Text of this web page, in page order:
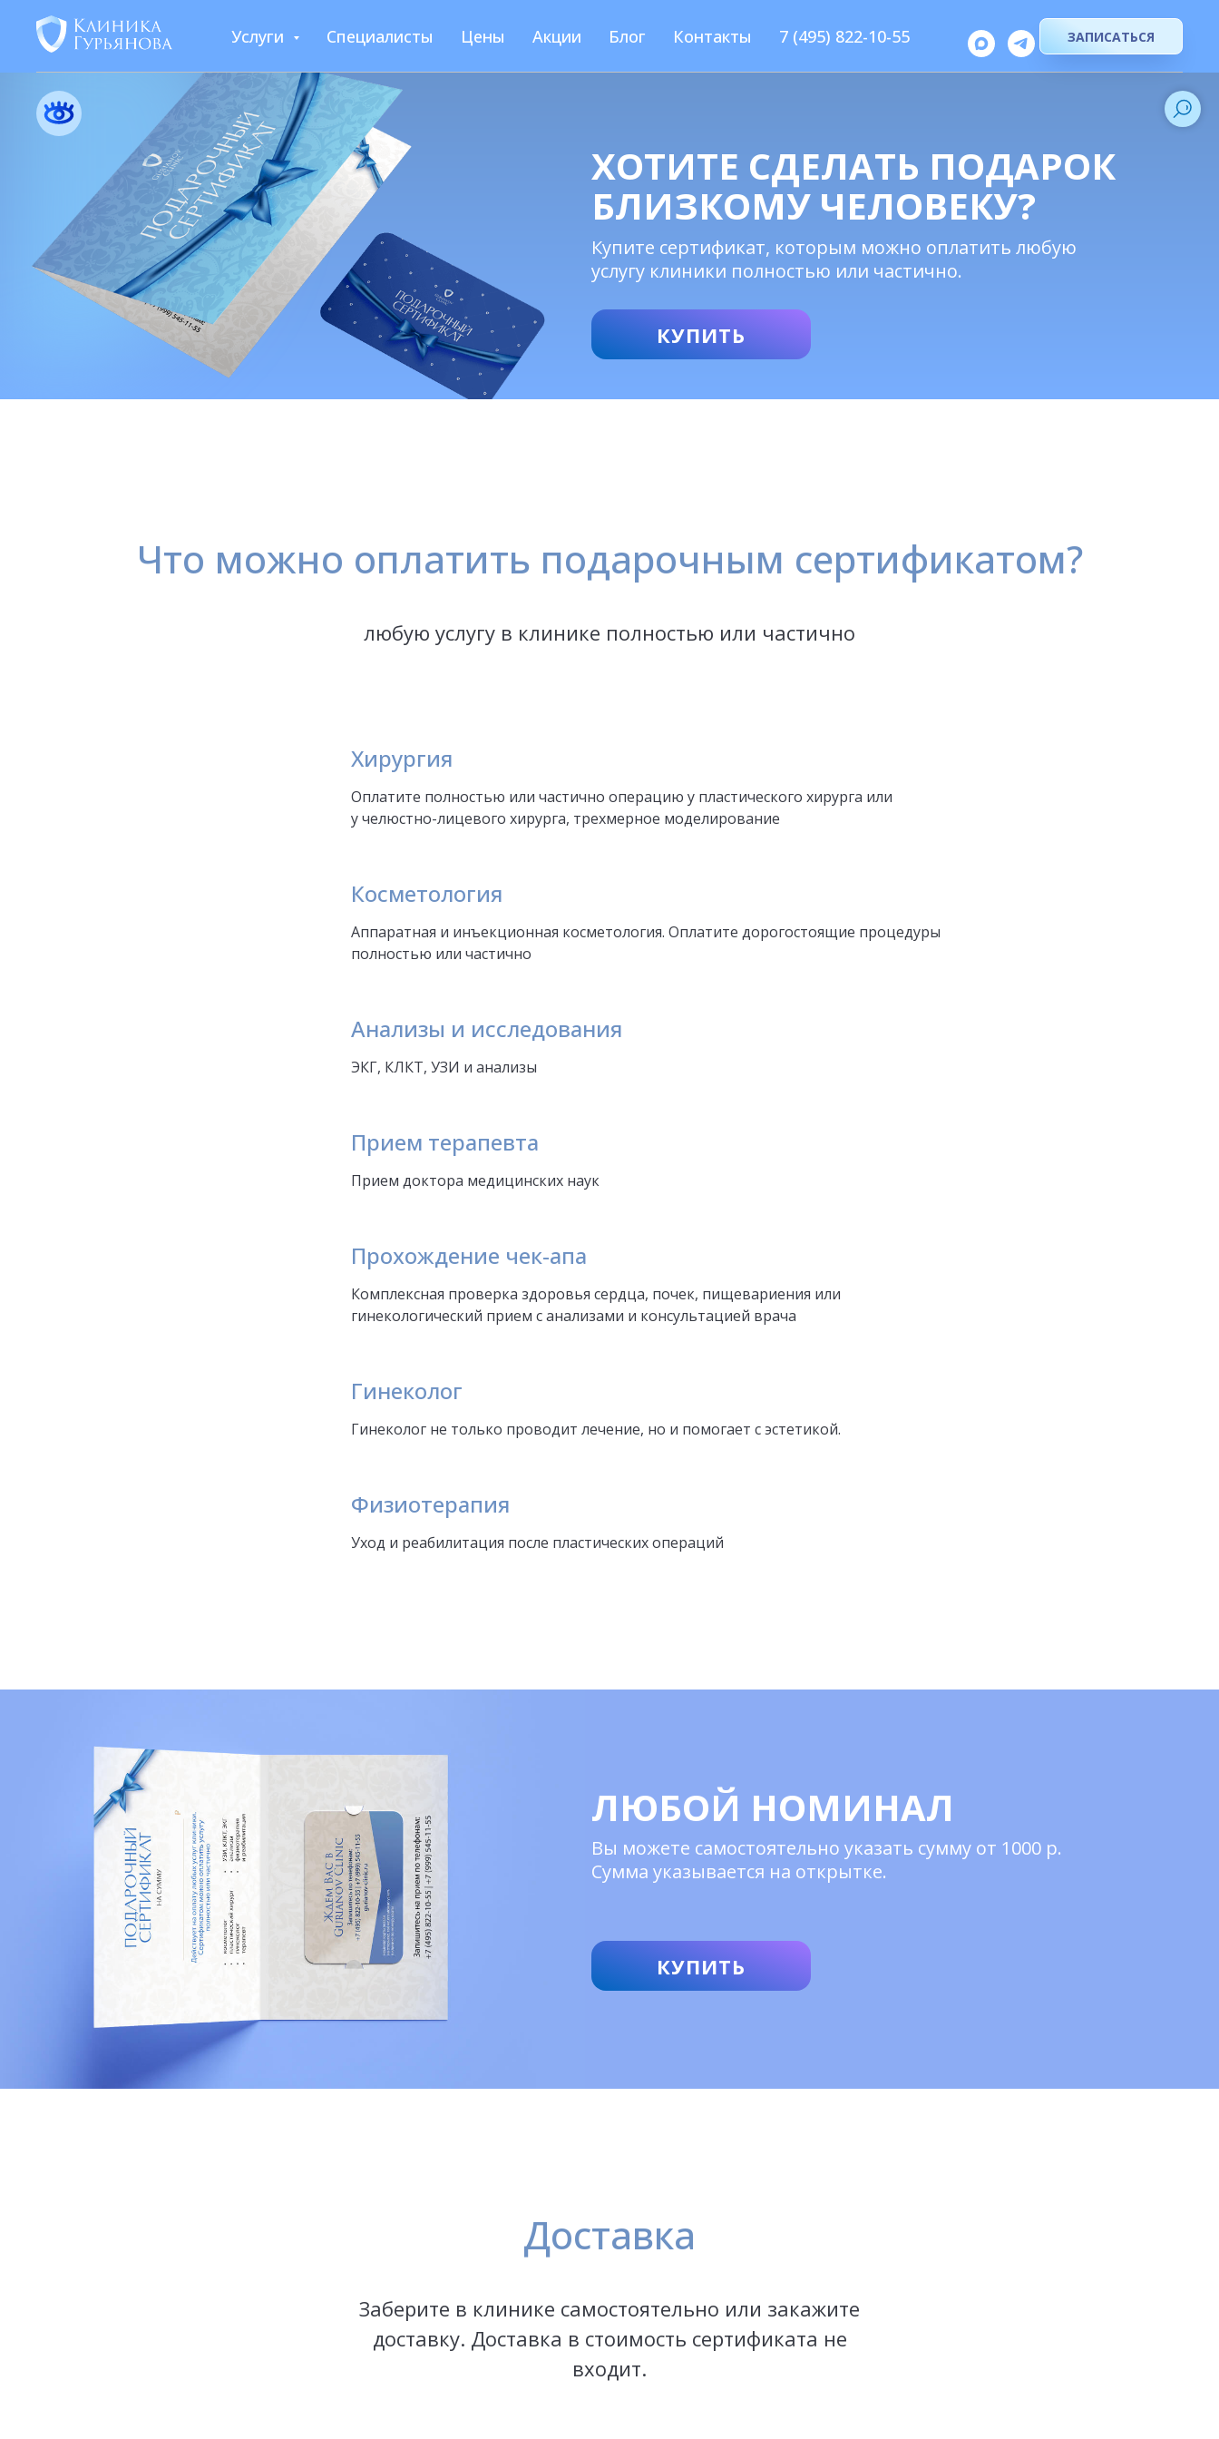
Услуги Специалисты Цены Акции Блог Контакты 7 (495) 822-10-55 ЗАПИСАТЬСЯ
ХОТИТЕ СДЕЛАТЬ ПОДАРОК
БЛИЗКОМУ ЧЕЛОВЕКУ?
Купите сертификат, которым можно оплатить любую
услугу клиники полностью или частично.
КУПИТЬ
Что можно оплатить подарочным сертификатом?
любую услугу в клинике полностью или частично
Хирургия
Оплатите полностью или частично операцию у пластического хирурга или
у челюстно-лицевого хирурга, трехмерное моделирование
Косметология
Аппаратная и инъекционная косметология. Оплатите дорогостоящие процедуры
полностью или частично
Анализы и исследования
ЭКГ, КЛКТ, УЗИ и анализы
Прием терапевта
Прием доктора медицинских наук
Прохождение чек-апа
Комплексная проверка здоровья сердца, почек, пищевариения или
гинекологический прием с анализами и консультацией врача
Гинеколог
Гинеколог не только проводит лечение, но и помогает с эстетикой.
Физиотерапия
Уход и реабилитация после пластических операций
Вы можете самостоятельно указать сумму от 1000 р.
Сумма указывается на открытке.
ЛЮБОЙ НОМИНАЛ
КУПИТЬ
Доставка
Заберите в клинике самостоятельно или закажите
доставку. Доставка в стоимость сертификата не
входит.